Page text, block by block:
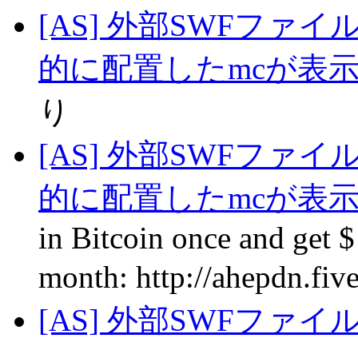
[AS] 外部SWFファイ
的に配置したmcが表
り
[AS] 外部SWFファイ
的に配置したmcが表
in Вitcoin oncе аnd get
mоnth: http://
[AS] 外部SWFファイ